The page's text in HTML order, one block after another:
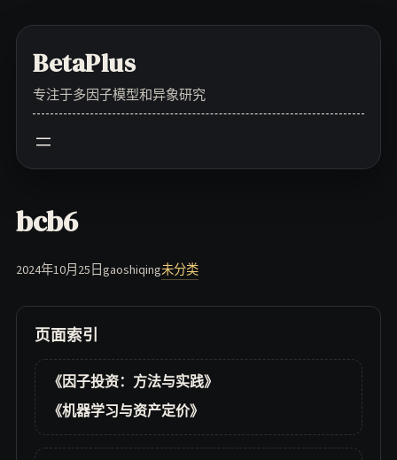
contentBetaPlus
专注于多因子模型和异象研究
bcb6
2024年10月25日gaoshiqing未分类
页面索引
《因子投资：方法与实践》
《机器学习与资产定价》